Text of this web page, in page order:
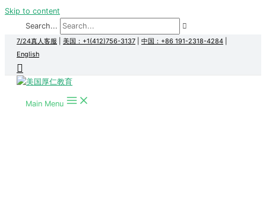
Skip to content
Search...
7/24真人客服 美国：+1(412)756-3137 中国：+86 191-2318-4284
English
Main Menu